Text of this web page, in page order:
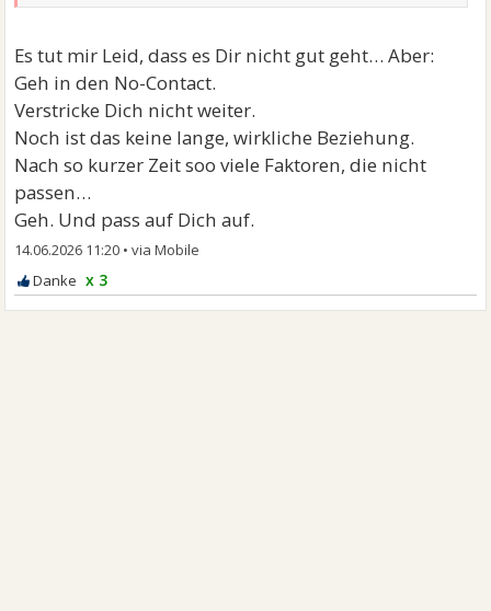
Es tut mir Leid, dass es Dir nicht gut geht… Aber:
Geh in den No-Contact.
Verstricke Dich nicht weiter.
Noch ist das keine lange, wirkliche Beziehung.
Nach so kurzer Zeit soo viele Faktoren, die nicht
passen…
Geh. Und pass auf Dich auf.
14.06.2026 11:20 •
x 3